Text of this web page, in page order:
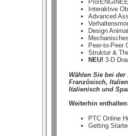
Pro/
Interaktive
Advanced
Design
Peer-to-Peer
Struktur &
NEU! 3-D
Wählen Sie bei
Französisch,
Italienisch und
Weiterhin
PTC Online
Getting